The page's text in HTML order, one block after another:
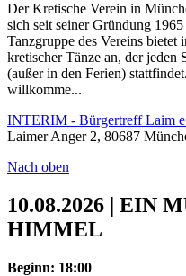
Der Kretische Verein in
sich seit seiner Gründung
Tanzgruppe des Vereins bietet
kretischer Tänze an, der
(außer in den Ferien)
willkomme...
INTERIM - Bürgertreff Laim
Laimer Anger 2, 80687
Nach oben
10.08.2026 | EIN
HIMMEL
Beginn: 18:00